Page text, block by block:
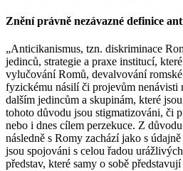
Znění právně nezávazné definice
„Anticikanismus, tzn. diskriminace
jedinců, strategie a praxe institucí,
vylučování Romů, devalvování
fyzickému násilí či projevům nenávisti
dalším jedincům a skupinám, které
tohoto důvodu jsou stigmatizováni, či
nebo i dnes cílem perzekuce. Z
následně s Romy zachází jako s
jsou spojováni s celou řadou
představ, které samy o sobě